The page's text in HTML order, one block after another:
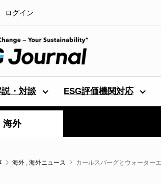
ログイン
・対談 ESG評価機関対応
海外
海外 , 海外ニュース カールスバーグとウォーター